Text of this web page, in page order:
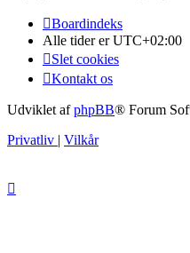
Boardindeks
Alle tider erUTC+02:00
Slet cookies
Kontakt os
Udviklet afphpBB® Forum
Privatliv | Vilkår